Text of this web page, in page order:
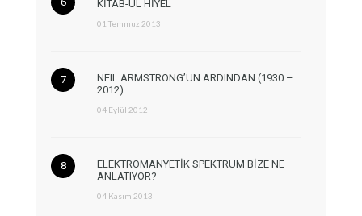
KİTAB-ÜL HİYEL
01 Temmuz 2013
NEIL ARMSTRONG’UN ARDINDAN (1930 –
2012)
04 Eylül 2012
ELEKTROMANYETİK SPEKTRUM BİZE NE
ANLATIYOR?
04 Kasım 2013